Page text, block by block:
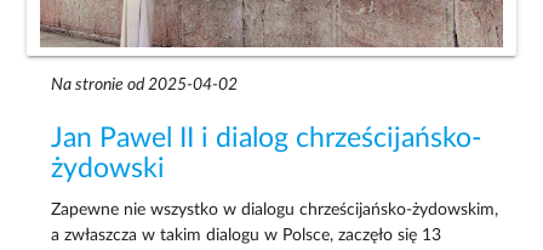
Na stronie od 2025-04-02
Jan Pawel II i dialog chrześcijańsko-
żydowski
Zapewne nie wszystko w dialogu chrześcijańsko-żydowskim,
a zwłaszcza w takim dialogu w Polsce, zaczęło się 13